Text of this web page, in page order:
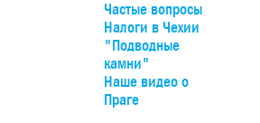
или Главного вокзалов.
Частые вопросы
Налоги в Чехии
"Подводные
камни"
Наше видео о
Праге